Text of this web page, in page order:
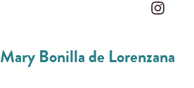
Mary Bonilla de Lorenzana